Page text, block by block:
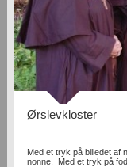
Ørslevkloster
Med et tryk på billedet af
nonne. Med et tryk på